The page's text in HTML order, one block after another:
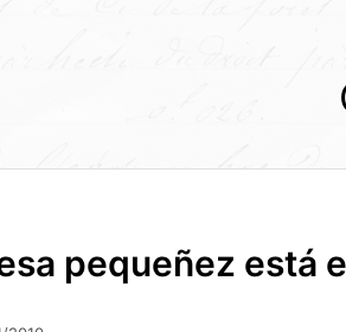
pequeñez está